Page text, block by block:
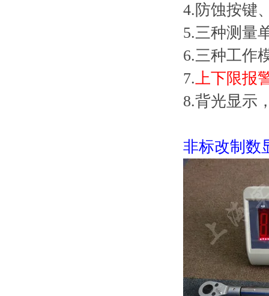
4.防蚀按键
5.三种测量
6.三种工作
7.上下限报
8.背光显示
非标改制数